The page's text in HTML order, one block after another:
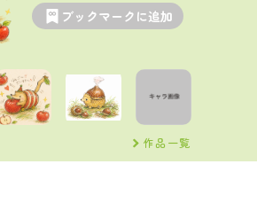
ブックマークに追加
作品一覧